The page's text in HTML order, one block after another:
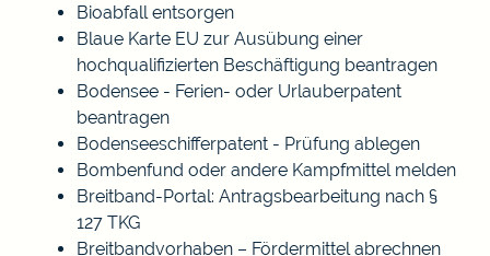
Bioabfall entsorgen
Blaue Karte EU zur Ausübung einer
hochqualifizierten Beschäftigung beantragen
Bodensee - Ferien- oder Urlauberpatent
beantragen
Bodenseeschifferpatent - Prüfung ablegen
Bombenfund oder andere Kampfmittel melden
Breitband-Portal: Antragsbearbeitung nach §
127 TKG
Breitbandvorhaben – Fördermittel abrechnen